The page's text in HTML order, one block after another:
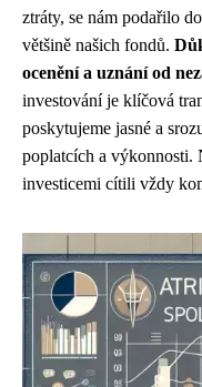
ztráty, se nám podařilo
většině našich fondů.
ocenění a uznání od
investování je klíčová
poskytujeme jasné a
poplatcích a výkonnosti.
investicemi cítili vždy